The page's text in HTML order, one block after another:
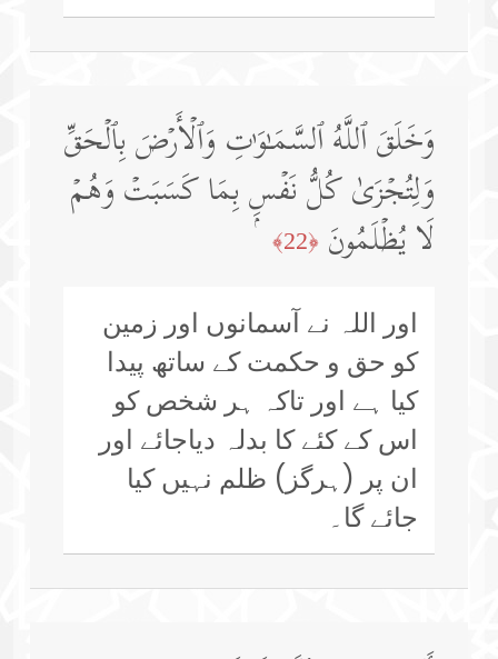
وَخَلَقَ ٱللَّهُ ٱلسَّمَـٰوَ ٰ⁠تِ وَٱلۡأَرۡضَ بِٱلۡحَقِّ
وَلِتُجۡزَىٰ كُلُّ نَفۡسِۭ بِمَا كَسَبَتۡ وَهُمۡ
لَا یُظۡلَمُونَ ﴿22﴾
اور اللہ نے آسمانوں اور زمین
کو حق و حکمت کے ساتھ پیدا
کیا ہے اور تاکہ ہر شخص کو
اس کے کئے کا بدلہ دیاجائے اور
ان پر (ہرگز) ظلم نہیں کیا
جائے گا۔